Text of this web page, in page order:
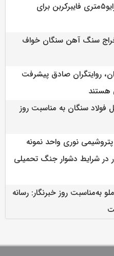
بومی‌سازی شفت درایو۵متری فایبرکربن برای
سنگ آهن سنگان خواف
روایتگران صادق پیشرفت
هستند
فولاد سنگان به مناسبت روز
نوری واحد نمونه
شرایط دشوار جنگ تحمیلی
به‌مناسبت روز خبرنگار: رسانه